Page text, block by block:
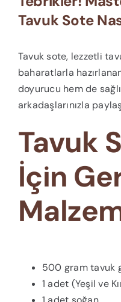
Tavuk Sote
Tavuk sote, lezzetli
baharatlarla
doyurucu hem de
arkadaşlarınızla
Tavuk
İçin
500 gram tavuk
1 adet (Yeşil ve